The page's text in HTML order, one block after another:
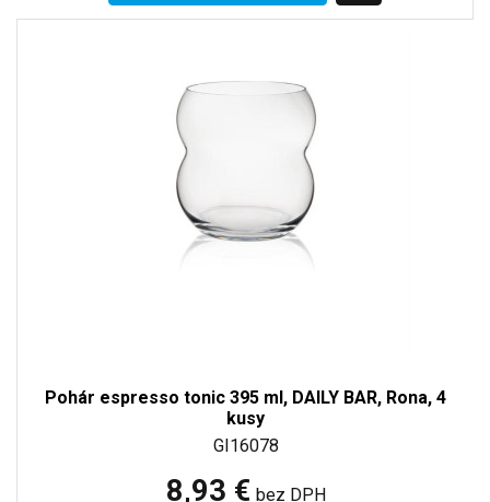
Pohár espresso tonic 395 ml, DAILY BAR, Rona, 4
kusy
GI16078
8,93 € bez DPH